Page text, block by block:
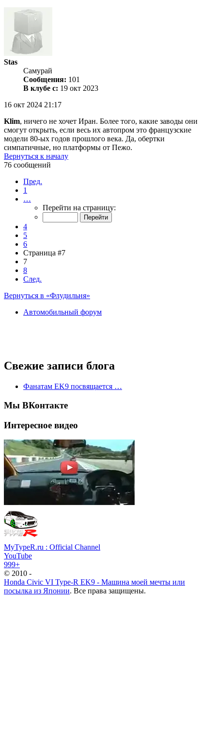
Stas
Самурай
Сообщения: 101
В клубе с: 19 окт 2023
16 окт 2024 21:17
Klim, ничего не хочет Иран. Более того, какие заводы они
смогут открыть, если весь их автопром это французские
модели 80-ых годов прошлого века. Да, обертки
симпатичные, но платформы от Пежо.
Вернуться к началу
76 сообщений
Пред.
1
…
Перейти на страницу:
4
5
6
Страница #7
7
8
След.
Вернуться в «Флудильня»
Автомобильный форум
Свежие записи блога
Фанатам EK9 посвящается …
Мы ВКонтакте
Интересное видео
MyTypeR.ru : Official Channel
YouTube
999+
© 2010 -
Honda Civic VI Type-R EK9 - Машина моей мечты или
посылка из Японии. Все права защищены.